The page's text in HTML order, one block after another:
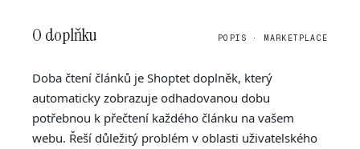
O doplňku POPIS · MARKETPLACE
Doba čtení článků je Shoptet doplněk, který
automaticky zobrazuje odhadovanou dobu
potřebnou k přečtení každého článku na vašem
webu. Řeší důležitý problém v oblasti uživatelského